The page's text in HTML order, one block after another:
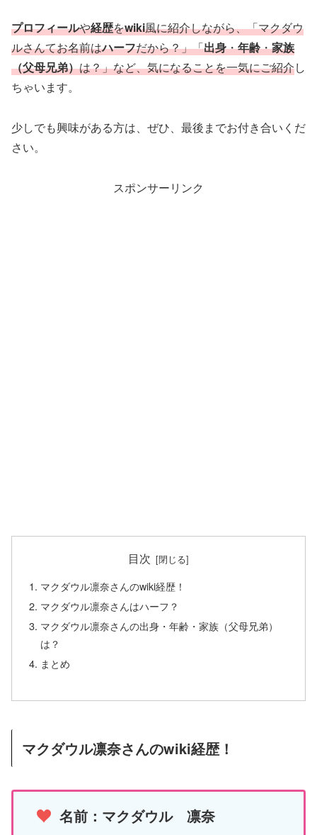
プロフィールや経歴をwiki風に紹介しながら、「マクダウ
ルさんてお名前はハーフだから？」「出身・年齢・家族
（父母兄弟）は？」など、気になることを一気にご紹介し
ちゃいます。
少しでも興味がある方は、ぜひ、最後までお付き合いくだ
さい。
スポンサーリンク
目次
マクダウル凛奈さんのwiki経歴！
マクダウル凛奈さんはハーフ？
マクダウル凛奈さんの出身・年齢・家族（父母兄弟）
は？
まとめ
マクダウル凛奈さんのwiki経歴！
名前：マクダウル 凛奈